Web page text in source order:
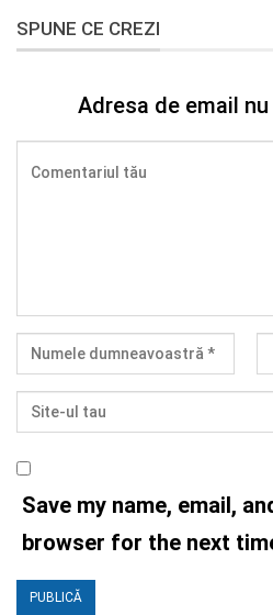
SPUNE CE CREZI
Adresa de email
Save my name, email,
browser for the next